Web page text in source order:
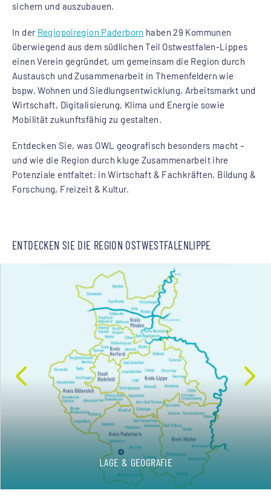
sichern und auszubauen.
In der Regiopolregion Paderborn haben 29 Kommunen
überwiegend aus dem südlichen Teil Ostwestfalen-Lippes
einen Verein gegründet, um gemeinsam die Region durch
Austausch und Zusammenarbeit in Themenfeldern wie
bspw. Wohnen und Siedlungsentwicklung, Arbeitsmarkt und
Wirtschaft, Digitalisierung, Klima und Energie sowie
Mobilität zukunftsfähig zu gestalten.
Entdecken Sie, was OWL geografisch besonders macht –
und wie die Region durch kluge Zusammenarbeit ihre
Potenziale entfaltet: in Wirtschaft & Fachkräften, Bildung &
Forschung, Freizeit & Kultur.
ENTDECKEN SIE DIE REGION OSTWESTFALENLIPPE
LAGE & GEOGRAFIE